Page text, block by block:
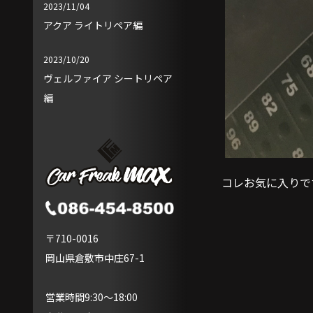
コレお気に入り
2023/11/04
アクア ライトリペア編
2023/10/20
ヴェルファイア シートリペア
編
〒710-0016
岡山県倉敷市中庄67-1
営業時間9:30～18:00